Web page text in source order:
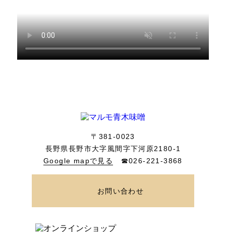
〒381-0023
長野県長野市大字風間字下河原2180-1
Google mapで見る
☎026-221-3868
お問い合わせ